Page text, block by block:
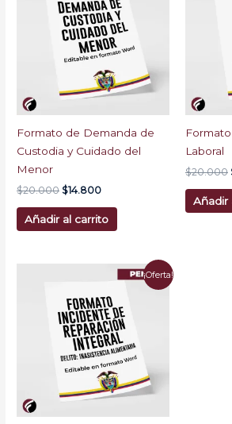
Formato de Demanda de
Custodia y Cuidado del
Menor
$20.000
era:
$20.000.
$14.800
es:
$14.800.
Añadir al carrito
Laboral
$20.000
Añadir
¡Oferta!
original
era:
$20.000.
precio
actual
es:
$18.000.